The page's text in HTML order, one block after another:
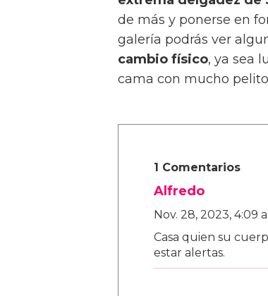
de más y ponerse en
galería podrás ver
cambio físico, ya sea
cama con mucho
1 Comentarios
Alfredo
Nov. 28, 2023, 4:09
Casa quien su
estar alertas.